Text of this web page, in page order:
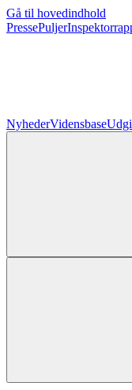
Gå til hovedindhold
PressePuljer
NyhederVidensbase